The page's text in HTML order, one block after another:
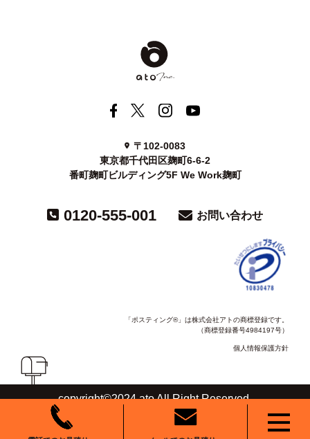
〒102-0083
東京都千代田区麹町6-6-2
番町麹町ビルディング5F We Work麹町
0120-555-001 お問い合わせ
「ポスティング®」は株式会社アトの商標登録です。
（商標登録番号4984197号）
個人情報保護方針
copyright©2024 ato All Right Reserved.